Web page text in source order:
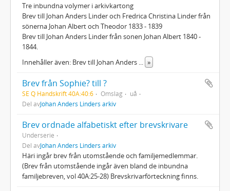
Tre inbundna volymer i arkivkartong
Brev till Johan Anders Linder och Fredrica Christina Linder från
sönerna Johan Albert och Theodor 1833 - 1839
Brev till Johan Anders Linder från sonen Johan Albert 1840 -
1844.
Innehåller även: Brev till Johan Anders
»
Brev från Sophie? till ?
SE Q Handskrift 40A:40:6 Omslag
uå
Del avJohan Anders Linders arkiv
Brev ordnade alfabetiskt efter brevskrivare
Underserie
Del avJohan Anders Linders arkiv
Häri ingår brev från utomstående och familjemedlemmar.
(Brev från utomstående ingår även bland de inbundna
familjebreven, vol 40A:25-28) Brevskrivarförteckning finns.